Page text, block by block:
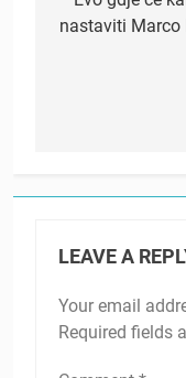
nastaviti Marco
LEAVE A
Your email
Required fields